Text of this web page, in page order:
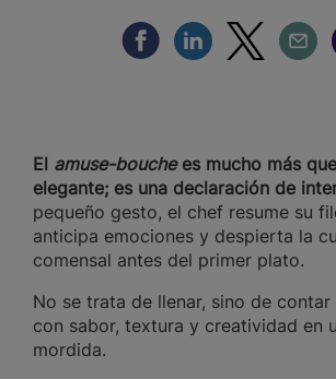
Compartir Facebook
Compartir Linkedin
Compartir
El amuse-bouchees mucho más
elegante; es una declaración de
pequeño gesto, el chef resume su
anticipa emociones y despierta la
comensal antes del primer plato.
No se trata de llenar, sino de contar
con sabor, textura y creatividad en
mordida.